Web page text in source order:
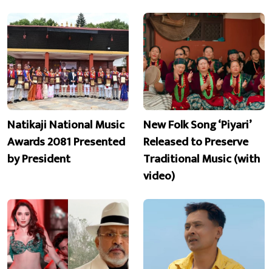
Natikaji National Music
Awards 2081 Presented
by President
New Folk Song ‘Piyari’
Released to Preserve
Traditional Music (with
video)